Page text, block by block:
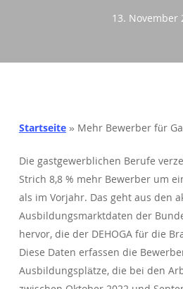
13. November
Startseite» Mehr Bewerber für
Die gastgewerblichen Berufe
Strich 8,8 % mehr Bewerber um
als im Vorjahr. Das geht aus den
Ausbildungsmarktdaten der
hervor, die der DEHOGA für die
Diese Daten erfassen die
Ausbildungsplätze, die bei den